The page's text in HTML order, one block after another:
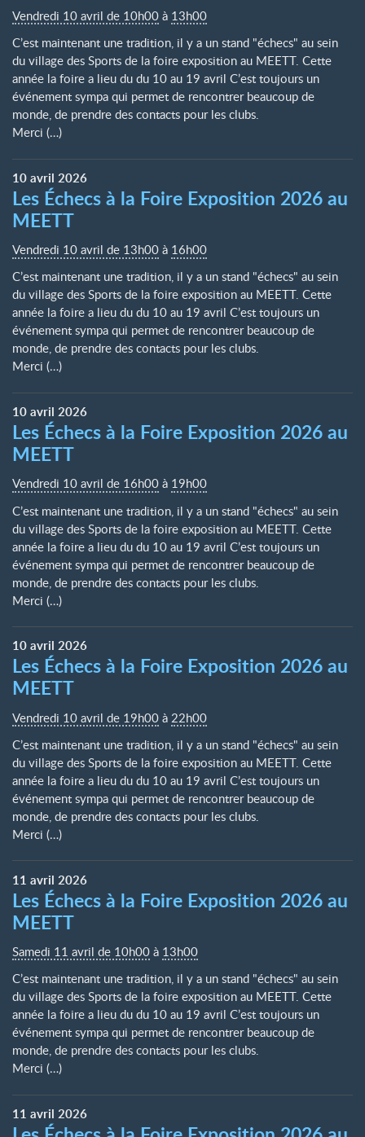
Vendredi 10 avril de 10h00 à 13h00
C’est maintenant une tradition, il y a un stand "échecs" au sein
du village des Sports de la foire exposition au MEETT. Cette
année la foire a lieu du du 10 au 19 avril C’est toujours un
événement sympa qui permet de rencontrer beaucoup de
monde, de prendre des contacts pour les clubs.
Merci (…)
10avril 2026
Les Échecs à la Foire Exposition 2026 au
MEETT
Vendredi 10 avril de 13h00 à 16h00
C’est maintenant une tradition, il y a un stand "échecs" au sein
du village des Sports de la foire exposition au MEETT. Cette
année la foire a lieu du du 10 au 19 avril C’est toujours un
événement sympa qui permet de rencontrer beaucoup de
monde, de prendre des contacts pour les clubs.
Merci (…)
10avril 2026
Les Échecs à la Foire Exposition 2026 au
MEETT
Vendredi 10 avril de 16h00 à 19h00
C’est maintenant une tradition, il y a un stand "échecs" au sein
du village des Sports de la foire exposition au MEETT. Cette
année la foire a lieu du du 10 au 19 avril C’est toujours un
événement sympa qui permet de rencontrer beaucoup de
monde, de prendre des contacts pour les clubs.
Merci (…)
10avril 2026
Les Échecs à la Foire Exposition 2026 au
MEETT
Vendredi 10 avril de 19h00 à 22h00
C’est maintenant une tradition, il y a un stand "échecs" au sein
du village des Sports de la foire exposition au MEETT. Cette
année la foire a lieu du du 10 au 19 avril C’est toujours un
événement sympa qui permet de rencontrer beaucoup de
monde, de prendre des contacts pour les clubs.
Merci (…)
11 avril 2026
Les Échecs à la Foire Exposition 2026 au
MEETT
Samedi 11 avril de 10h00 à 13h00
C’est maintenant une tradition, il y a un stand "échecs" au sein
du village des Sports de la foire exposition au MEETT. Cette
année la foire a lieu du du 10 au 19 avril C’est toujours un
événement sympa qui permet de rencontrer beaucoup de
monde, de prendre des contacts pour les clubs.
Merci (…)
11 avril 2026